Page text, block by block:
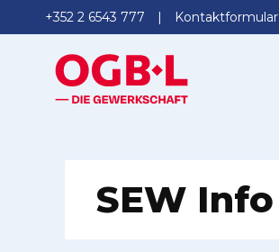
+352 2 6543 777 Kontaktformular
SEW Info